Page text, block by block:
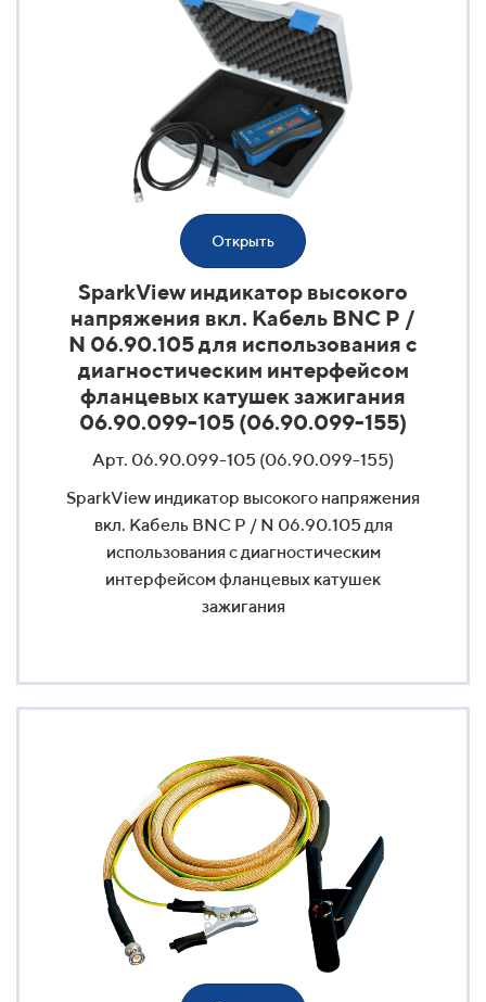
Открыть
SparkView индикатор высокого
напряжения вкл. Кабель BNC P /
N 06.90.105 для использования с
диагностическим интерфейсом
фланцевых катушек зажигания
06.90.099-105 (06.90.099-155)
Арт. 06.90.099-105 (06.90.099-155)
SparkView индикатор высокого напряжения
вкл. Кабель BNC P / N 06.90.105 для
использования с диагностическим
интерфейсом фланцевых катушек
зажигания